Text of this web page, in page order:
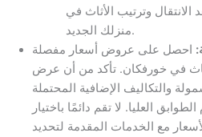
وترتيب الأثاث في
منزلك الجديد.
احصل على عروض أسعار مفصلة
في خورفكان. تأكد من أن عرض
والتكاليف الإضافية المحتملة
العليا. لا تقم دائمًا باختيار
مع الخدمات المقدمة لتحديد